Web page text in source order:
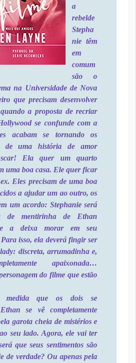
a
rebelde
Stepha
nie têm
em
comum
são o
na Universidade de Nova
que precisam desenvolver
a proposta de recriar
se confunde com a
acabam se tornando os
de uma história de amor
Ela quer um quarto
uma boa casa. Ele quer ficar
Eles precisam de uma boa
a ajudar um ao outro, os
um acordo: Stephanie será
de mentirinha de Ethan
a deixa morar em seu
isso, ela deverá fingir ser
discreta, arrumadinha e,
apaixonada…
do filme que estão
medida que os dois se
se vê completamente
garota cheia de mistérios e
seu lado. Agora, ele vai ter
que seus sentimentos são
de verdade? Ou apenas pela